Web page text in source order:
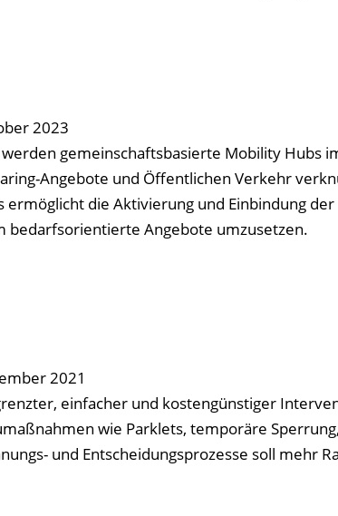
2023
gemeinschaftsbasierte Mobility Hubs
Angebote und Öffentlichen Verkehr
ermöglicht die Aktivierung und Einbindung
Angebote umzusetzen.
2021
einfacher und kostengünstiger
wie Parklets, temporäre
und Entscheidungsprozesse soll mehr